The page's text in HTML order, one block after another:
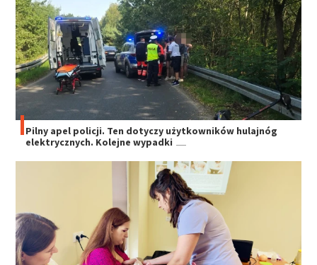
Pilny apel policji. Ten dotyczy użytkowników hulajnóg
elektrycznych. Kolejne wypadki